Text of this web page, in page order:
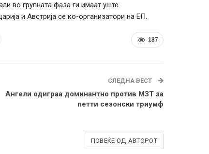
во групната фаза ги имаат уште
и Австрија се ко-организатори на ЕП.
187
СЛЕДНА ВЕСТ
Ангели одиграа доминантно против МЗТ за
петти сезонски триумф
ПОВЕЌЕ ОД АВТОРОТ